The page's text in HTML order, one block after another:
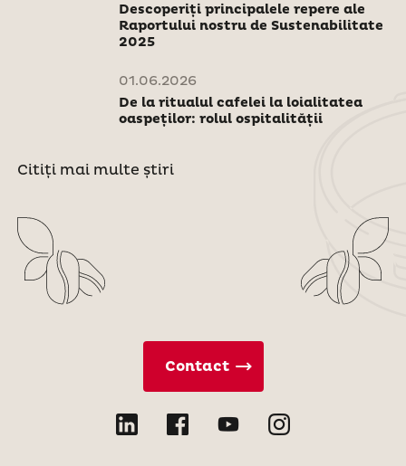
Descoperiți principalele repere ale
Raportului nostru de Sustenabilitate
2025
01.06.2026
De la ritualul cafelei la loialitatea
oaspeților: rolul ospitalității
Citiți mai multe știri
Contact